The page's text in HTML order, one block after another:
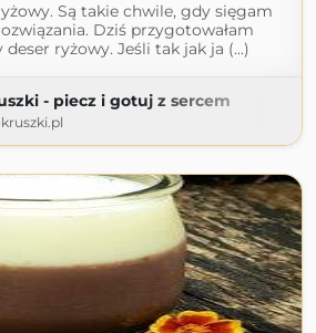
Są takie chwile, gdy sięgam
Dziś przygotowałam
ryżowy. Jeśli tak jak ja (...)
- piecz i gotuj z sercem